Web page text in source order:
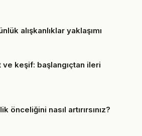
alışkanlıklar yaklaşımı
ve keşif: başlangıçtan ileri
önceliğini nasıl artırırsınız?